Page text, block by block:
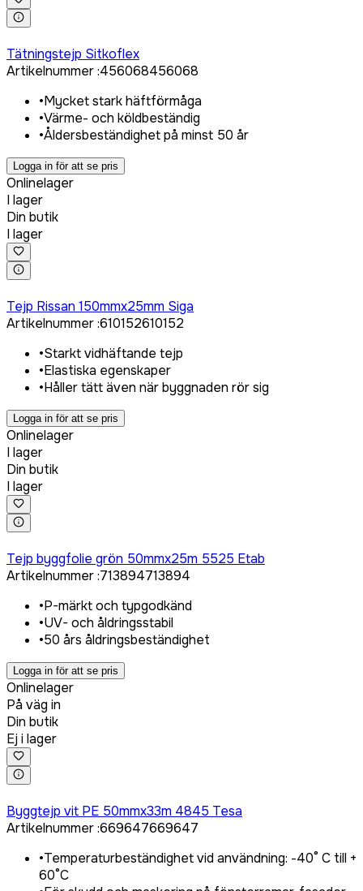
Tätningstejp Sitkoflex
Artikelnummer:456068456068
•Mycket stark häftförmåga
•Värme- och köldbeständig
•Åldersbeständighet på minst 50 år
Logga in för att se pris
Onlinelager
I lager
Din butik
I lager
Tejp Rissan 150mmx25mm Siga
Artikelnummer:610152610152
•Starkt vidhäftande tejp
•Elastiska egenskaper
•Håller tätt även när byggnaden rör sig
Logga in för att se pris
Onlinelager
I lager
Din butik
I lager
Tejp byggfolie grön 50mmx25m 5525 Etab
Artikelnummer:713894713894
•P-märkt och typgodkänd
•UV- och åldringsstabil
•50 års åldringsbeständighet
Logga in för att se pris
Onlinelager
På väg in
Din butik
Ej i lager
Byggtejp vit PE 50mmx33m 4845 Tesa
Artikelnummer:669647669647
•Temperaturbeständighet vid användning: -40° C till +
60°C